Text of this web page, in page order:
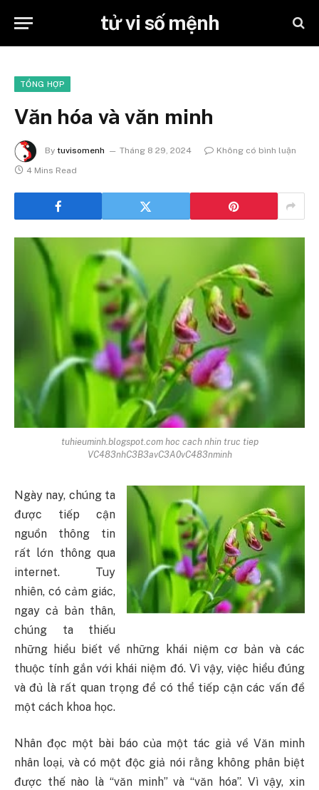
tử vi số mệnh
TỔNG HỢP
Văn hóa và văn minh
By tuvisomenh Tháng 8 29, 2024
Không có bình luận
4 Mins Read
tuhieuminh.blogspot.com hoc cach nhin truc tiep
VC483nhC3B3avC3A0vC483nminh
Ngày nay, chúng ta
được tiếp cận
nguồn thông tin
rất lớn thông qua
internet. Tuy
nhiên, có cảm giác,
ngay cả bản thân,
chúng ta thiếu
những hiểu biết về những khái niệm cơ bản và các
thuộc tính gắn với khái niệm đó. Vì vậy, việc hiểu đúng
và đủ là rất quan trọng để có thể tiếp cận các vấn đề
một cách khoa học.
Nhân đọc một bài báo của một tác giả về Văn minh
nhân loại, và có một độc giả nói rằng không phân biệt
được thế nào là “văn minh” và “văn hóa”. Vì vậy, xin